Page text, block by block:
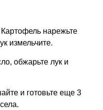
нарежьте
измельчите.
обжарьте лук и
и готовьте еще 3